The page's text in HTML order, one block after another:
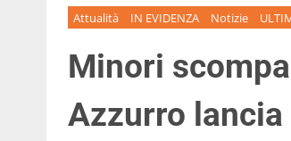
Attualità IN EVIDENZA Notizie
Minori
Azzurro lancia